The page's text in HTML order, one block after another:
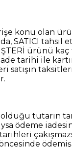
konu
SATICI tahsil
ürünü
tarihi ile
satışın
tutarın
ödeme